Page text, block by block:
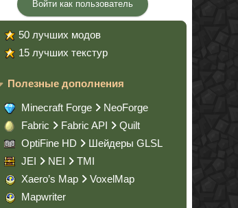
Войти как пользователь
50 лучших модов
15 лучших текстур
Полезные дополнения
Minecraft Forge
NeoForge
Fabric
Fabric API
Quilt
OptiFine HD
Шейдеры GLSL
JEI
NEI
TMI
Xaero’s Map
VoxelMap
Mapwriter